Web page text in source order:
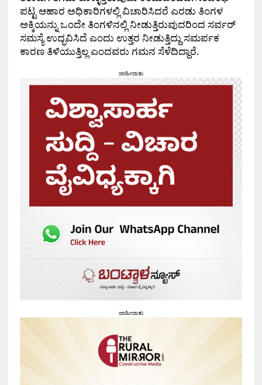
ಪಟ್ಟ ಆಹಾರ ಅಧಿಕಾರಿಗಳಲ್ಲಿ ವಿಚಾರಿಸಿದರೆ ಎರಡು ತಿಂಗಳ
ಅಕ್ಕಿಯನ್ನು ಒಂದೇ ತಿಂಗಳಿನಲ್ಲಿ ನೀಡುತ್ತಿರುವುದರಿಂದ ಸರ್ವರ್
ಸಮಸ್ಯೆ ಉದ್ಭವಿಸಿದೆ ಎಂದು ಉತ್ತರ ನೀಡುತ್ತಿದ್ದು ಸಮರ್ಪಕ
ಕಾರಣ ತಿಳಿಯುತ್ತಿಲ್ಲ ಎಂದವರು ಗಮನ ಸೆಳೆದಿದ್ದಾರೆ.
ಜಾಹೀರಾತು
ಜಾಹೀರಾತು